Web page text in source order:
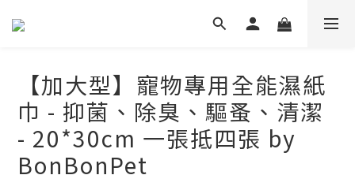
【加大型】寵物專用全能濕紙
巾 - 抑菌、除臭、驅蚤、清潔
- 20*30cm 一張抵四張 by
BonBonPet